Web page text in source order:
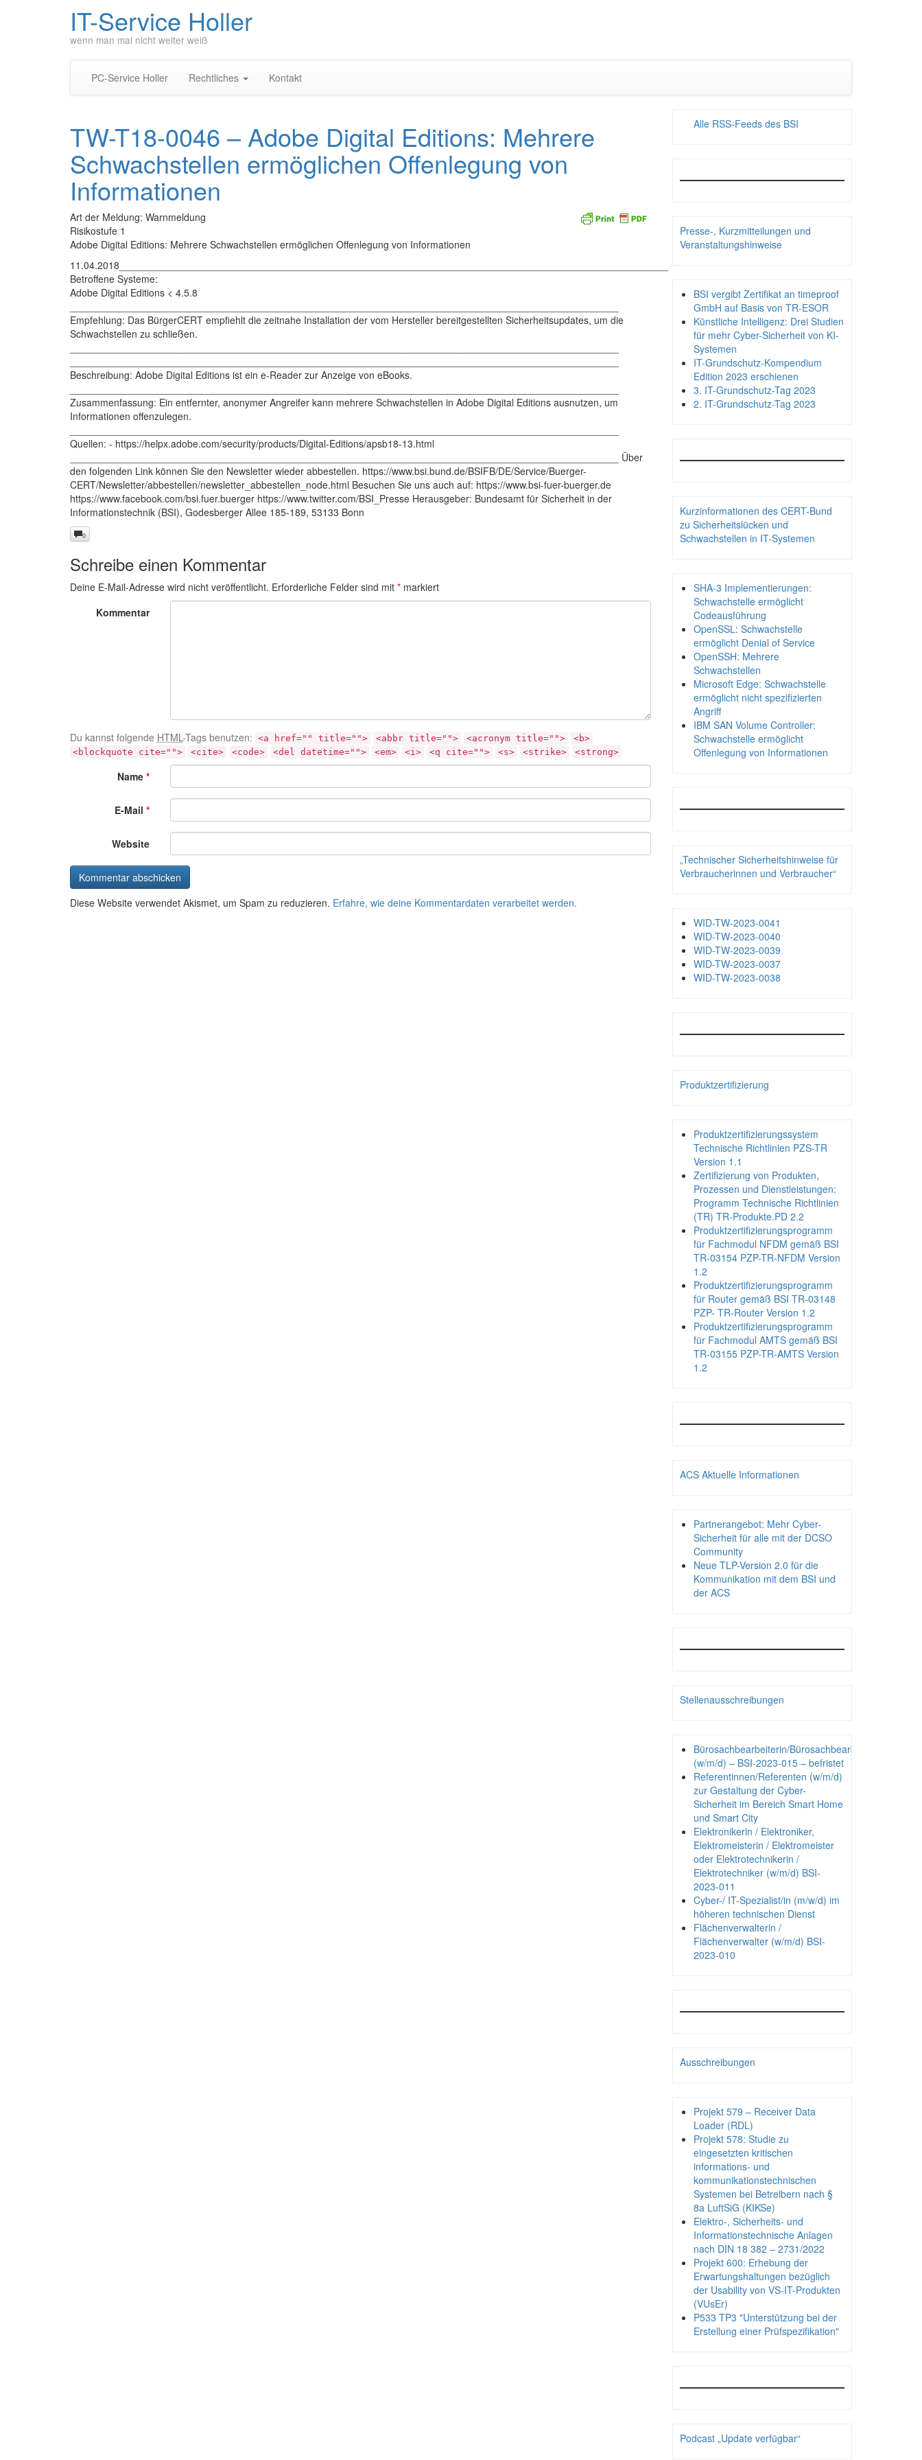
IT-Service Holler
wenn man mal nicht weiter weiß
PC-Service Holler Rechtliches Kontakt
TW-T18-0046 – Adobe Digital Editions: Mehrere
Schwachstellen ermöglichen Offenlegung von
Informationen
Art der Meldung: Warnmeldung
Risikostufe 1
Adobe Digital Editions: Mehrere Schwachstellen ermöglichen Offenlegung von Informationen
11.04.2018____________________________________________________________________________________________________
Betroffene Systeme:
Adobe Digital Editions < 4.5.8
Empfehlung: Das BürgerCERT empfiehlt die zeitnahe Installation der vom Hersteller bereitgestellten Sicherheitsupdates, um die
Schwachstellen zu schließen.
Beschreibung: Adobe Digital Editions ist ein e-Reader zur Anzeige von eBooks.
Zusammenfassung: Ein entfernter, anonymer Angreifer kann mehrere Schwachstellen in Adobe Digital Editions ausnutzen, um
Informationen offenzulegen.
Quellen: - https://helpx.adobe.com/security/products/Digital-Editions/apsb18-13.html
____________________________________________________________________________________________________ Über
den folgenden Link können Sie den Newsletter wieder abbestellen. https://www.bsi.bund.de/BSIFB/DE/Service/Buerger-
CERT/Newsletter/abbestellen/newsletter_abbestellen_node.html Besuchen Sie uns auch auf: https://www.bsi-fuer-buerger.de
https://www.facebook.com/bsi.fuer.buerger https://www.twitter.com/BSI_Presse Herausgeber: Bundesamt für Sicherheit in der
Informationstechnik (BSI), Godesberger Allee 185-189, 53133 Bonn
0
Schreibe einen Kommentar
Deine E-Mail-Adresse wird nicht veröffentlicht. Erforderliche Felder sind mit * markiert
Kommentar
Du kannst folgende HTML-Tags benutzen: <a href="" title=""> <abbr title=""> <acronym title="">
<b>
<blockquote cite="">
<cite> <code> <del datetime=""> <em> <i> <q cite=""> <s> <strike> <strong>
Name*
E-Mail*
Website
Diese Website verwendet Akismet, um Spam zu reduzieren. Erfahre, wie deine Kommentardaten verarbeitet werden.
Alle RSS-Feeds des BSI
Presse-, Kurzmitteilungen und
Veranstaltungshinweise
BSI vergibt Zertifikat an timeproof
GmbH auf Basis von TR-ESOR
Künstliche Intelligenz: Drei Studien
für mehr Cyber-Sicherheit von KI-
Systemen
IT-Grundschutz-Kompendium
Edition 2023 erschienen
3. IT-Grundschutz-Tag 2023
2. IT-Grundschutz-Tag 2023
Kurzinformationen des CERT-Bund
zu Sicherheitslücken und
Schwachstellen in IT-Systemen
SHA-3 Implementierungen:
Schwachstelle ermöglicht
Codeausführung
OpenSSL: Schwachstelle
ermöglicht Denial of Service
OpenSSH: Mehrere
Schwachstellen
Microsoft Edge: Schwachstelle
ermöglicht nicht spezifizierten
Angriff
IBM SAN Volume Controller:
Schwachstelle ermöglicht
Offenlegung von Informationen
„Technischer Sicherheitshinweise für
Verbraucherinnen und Verbraucher“
WID-TW-2023-0041
WID-TW-2023-0040
WID-TW-2023-0039
WID-TW-2023-0037
WID-TW-2023-0038
Produktzertifizierung
Produktzertifizierungssystem
Technische Richtlinien PZS-TR
Version 1.1
Zertifizierung von Produkten,
Prozessen und Dienstleistungen:
Programm Technische Richtlinien
(TR) TR-Produkte.PD 2.2
Produktzertifizierungsprogramm
für Fachmodul NFDM gemäß BSI
TR-03154 PZP-TR-NFDM Version
1.2
Produktzertifizierungsprogramm
für Router gemäß BSI TR-03148
PZP- TR-Router Version 1.2
Produktzertifizierungsprogramm
für Fachmodul AMTS gemäß BSI
TR-03155 PZP-TR-AMTS Version
1.2
ACS Aktuelle Informationen
Partnerangebot: Mehr Cyber-
Sicherheit für alle mit der DCSO
Community
Neue TLP-Version 2.0 für die
Kommunikation mit dem BSI und
der ACS
Stellenausschreibungen
Bürosachbearbeiterin/Bürosachbearbeiter
(w/m/d) – BSI-2023-015 – befristet
Referentinnen/Referenten (w/m/d)
zur Gestaltung der Cyber-
Sicherheit im Bereich Smart Home
und Smart City
Elektronikerin / Elektroniker,
Elektromeisterin / Elektromeister
oder Elektrotechnikerin /
Elektrotechniker (w/m/d) BSI-
2023-011
Cyber-/ IT-Spezialist/in (m/w/d) im
höheren technischen Dienst
Flächenverwalterin /
Flächenverwalter (w/m/d) BSI-
2023-010
Ausschreibungen
Projekt 579 – Receiver Data
Loader (RDL)
Projekt 578: Studie zu
eingesetzten kritischen
informations- und
kommunikationstechnischen
Systemen bei Betreibern nach §
8a LuftSiG (KIKSe)
Elektro-, Sicherheits- und
Informationstechnische Anlagen
nach DIN 18 382 – 2731/2022
Projekt 600: Erhebung der
Erwartungshaltungen bezüglich
der Usability von VS-IT-Produkten
(VUsEr)
P533 TP3 "Unterstützung bei der
Erstellung einer Prüfspezifikation"
Podcast „Update verfügbar“